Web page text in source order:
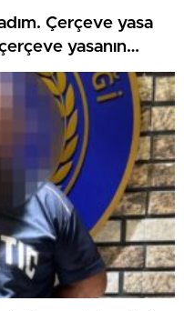
Çerçeve yasa
yasanın